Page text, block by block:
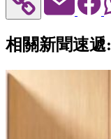
相關新聞速遞: